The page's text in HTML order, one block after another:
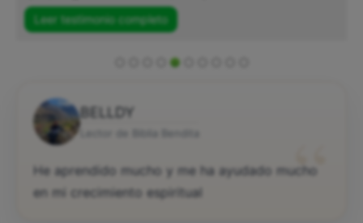
Leer testimonio completo
BELLDY
“
He aprendido mucho y me ha ayudado mucho
en mi crecimiento espiritual